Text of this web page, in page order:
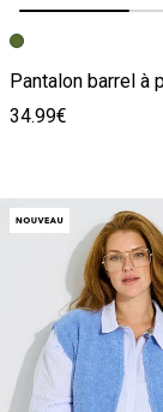
Image précédente
Image suivante
34.99€